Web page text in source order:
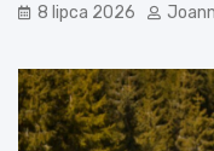
8 lipca 2026